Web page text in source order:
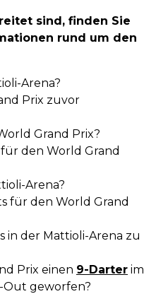
sind, finden Sie
rund um den
Arena?
Prix zuvor
Grand Prix?
den World Grand
Arena?
für den World Grand
in der Mattioli-Arena zu
Prix einen 9-Darter im
Out geworfen?